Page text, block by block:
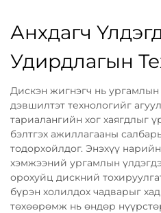
Анхдагч
Удирдлагын
Дискэн жигнэгч нь
дэвшилтэт технологийг
тариалангийн хог хаягдлыг
бэлтгэх ажиллагааны
тодорхойлдог. Энэхүү
хэмжээний ургамлын
орохуйц дискний
бүрэн холилдох чадварыг
төхөөрөмж нь өндөр